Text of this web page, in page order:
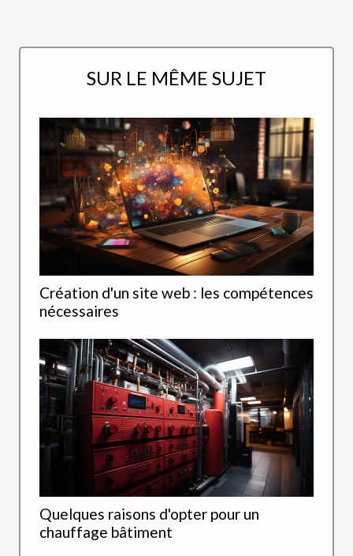
SUR LE MÊME SUJET
Création d'un site web : les compétences
nécessaires
Quelques raisons d'opter pour un
chauffage bâtiment